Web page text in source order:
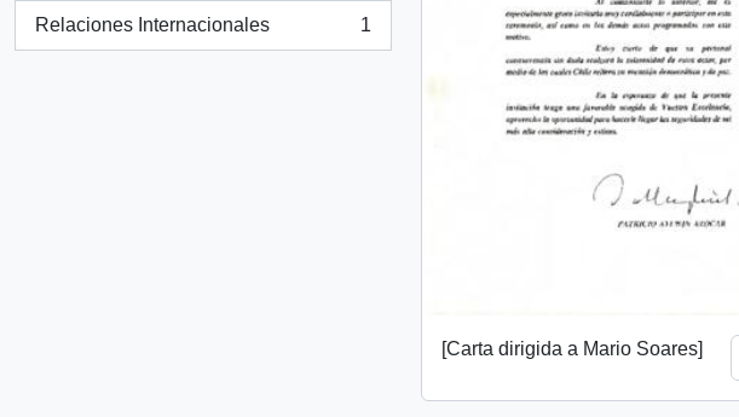
Relaciones Internacionales
, 1 resultados
1
[Carta dirigida a Mario Soares]